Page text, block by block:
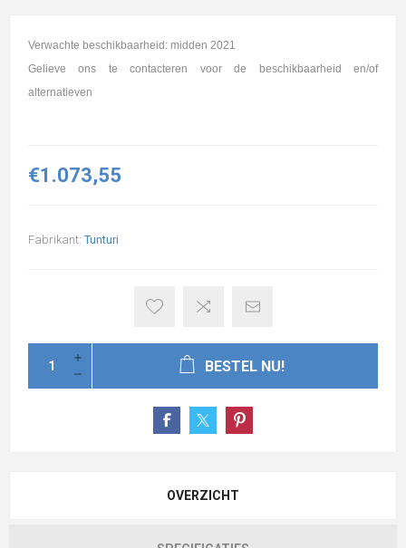
Verwachte beschikbaarheid: midden 2021
Gelieve ons te contacteren voor de beschikbaarheid en/of
alternatieven
€1.073,55
Fabrikant: Tunturi
BESTEL NU!
OVERZICHT